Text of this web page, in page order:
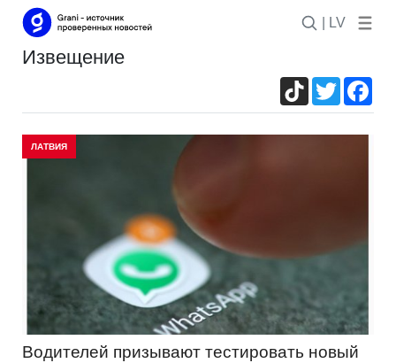
| LV
извещение
TikTokTwitter
ЛАТВИЯ
Водителей призывают тестировать новый